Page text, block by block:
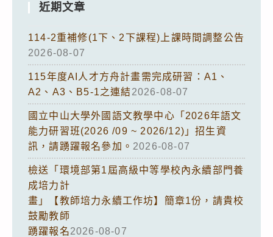
近期文章
114-2重補修(1下、2下課程)上課時間調整公告
2026-08-07
115年度AI人才方舟計畫需完成研習：A1、
A2、A3、B5-1之連結2026-08-07
國立中山大學外國語文教學中心「2026年語文
能力研習班(2026 /09 ~ 2026/12)」招生資
訊，請踴躍報名參加。 2026-08-07
檢送「環境部第1屆高級中等學校內永續部門養
成培力計
畫」【教師培力永續工作坊】簡章1份，請貴校
鼓勵教師
踴躍報名2026-08-07